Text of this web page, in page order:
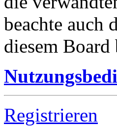
beachte auch
diesem Board
Registrieren